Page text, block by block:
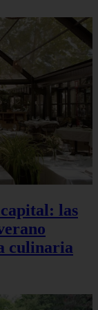
las
culinaria